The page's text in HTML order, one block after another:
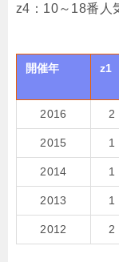
z4：10～18番人
開催年 z1
2016 2
2015 1
2014 1
2013 1
2012 2